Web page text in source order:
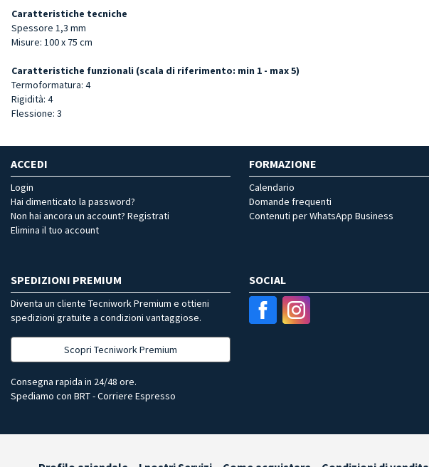
Caratteristiche tecniche
Spessore 1,3 mm
Misure: 100 x 75 cm
Caratteristiche funzionali (scala di riferimento: min 1 - max 5)
Termoformatura: 4
Rigidità: 4
Flessione: 3
ACCEDI
Login
Hai dimenticato la password?
Non hai ancora un account? Registrati
Elimina il tuo account
FORMAZIONE
Calendario
Domande frequenti
Contenuti per WhatsApp Business
SPEDIZIONI PREMIUM
Diventa un cliente Tecniwork Premium e ottieni
spedizioni gratuite a condizioni vantaggiose.
Scopri Tecniwork Premium
Consegna rapida in 24/48 ore.
Spediamo con BRT - Corriere Espresso
SOCIAL